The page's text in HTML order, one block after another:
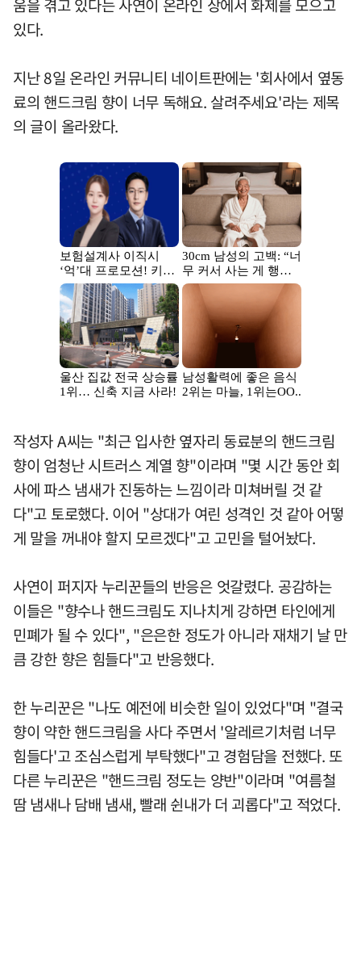
움을 겪고 있다는 사연이 온라인 상에서 화제를 모으고
있다.
지난 8일 온라인 커뮤니티 네이트판에는 '회사에서 옆동
료의 핸드크림 향이 너무 독해요. 살려주세요'라는 제목
의 글이 올라왔다.
작성자 A씨는 "최근 입사한 옆자리 동료분의 핸드크림
향이 엄청난 시트러스 계열 향"이라며 "몇 시간 동안 회
사에 파스 냄새가 진동하는 느낌이라 미쳐버릴 것 같
다"고 토로했다. 이어 "상대가 여린 성격인 것 같아 어떻
게 말을 꺼내야 할지 모르겠다"고 고민을 털어놨다.
사연이 퍼지자 누리꾼들의 반응은 엇갈렸다. 공감하는
이들은 "향수나 핸드크림도 지나치게 강하면 타인에게
민폐가 될 수 있다", "은은한 정도가 아니라 재채기 날 만
큼 강한 향은 힘들다"고 반응했다.
한 누리꾼은 "나도 예전에 비슷한 일이 있었다"며 "결국
향이 약한 핸드크림을 사다 주면서 '알레르기처럼 너무
힘들다'고 조심스럽게 부탁했다"고 경험담을 전했다. 또
다른 누리꾼은 "핸드크림 정도는 양반"이라며 "여름철
땀 냄새나 담배 냄새, 빨래 쉰내가 더 괴롭다"고 적었다.